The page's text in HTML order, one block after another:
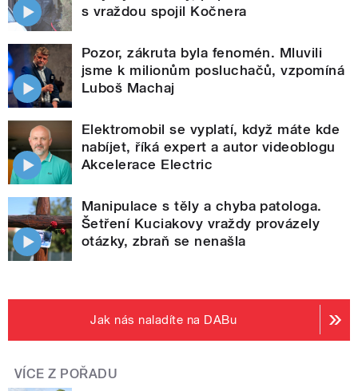
s vraždou spojil Kočnera
Pozor, zákruta byla fenomén. Mluvili
jsme k milionům posluchačů, vzpomíná
Luboš Machaj
Elektromobil se vyplatí, když máte kde
nabíjet, říká expert a autor videoblogu
Akcelerace Electric
Manipulace s těly a chyba patologa.
Šetření Kuciakovy vraždy provázely
otázky, zbraň se nenašla
Jak nás naladíte na DABu
VÍCE Z POŘADU